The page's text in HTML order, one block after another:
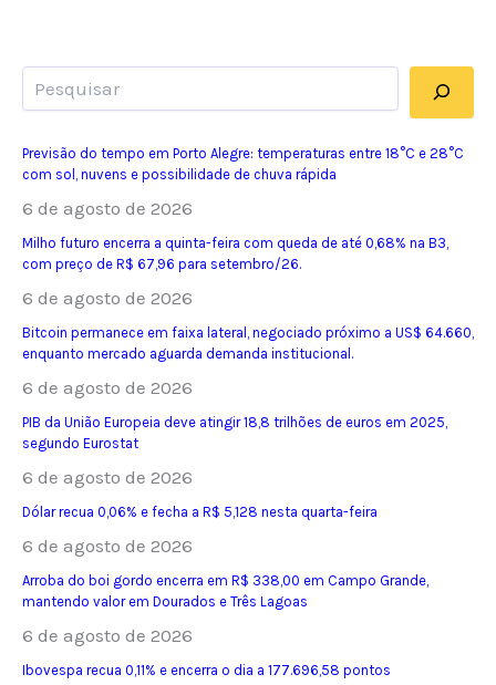
Previsão do tempo em Porto Alegre: temperaturas entre 18°C e 28°C
com sol, nuvens e possibilidade de chuva rápida
6 de agosto de 2026
Milho futuro encerra a quinta-feira com queda de até 0,68% na B3,
com preço de R$ 67,96 para setembro/26.
6 de agosto de 2026
Bitcoin permanece em faixa lateral, negociado próximo a US$ 64.660,
enquanto mercado aguarda demanda institucional.
6 de agosto de 2026
PIB da União Europeia deve atingir 18,8 trilhões de euros em 2025,
segundo Eurostat
6 de agosto de 2026
Dólar recua 0,06% e fecha a R$ 5,128 nesta quarta-feira
6 de agosto de 2026
Arroba do boi gordo encerra em R$ 338,00 em Campo Grande,
mantendo valor em Dourados e Três Lagoas
6 de agosto de 2026
Ibovespa recua 0,11% e encerra o dia a 177.696,58 pontos